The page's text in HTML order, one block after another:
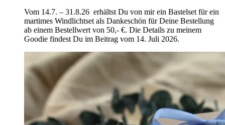
Vom 14.7. – 31.8.26 erhältst Du von mir ein Bastelset für ein
martimes Windlichtset als Dankeschön für Deine Bestellung
ab einem Bestellwert von 50,- €. Die Details zu meinem
Goodie findest Du im Beitrag vom 14. Juli 2026.